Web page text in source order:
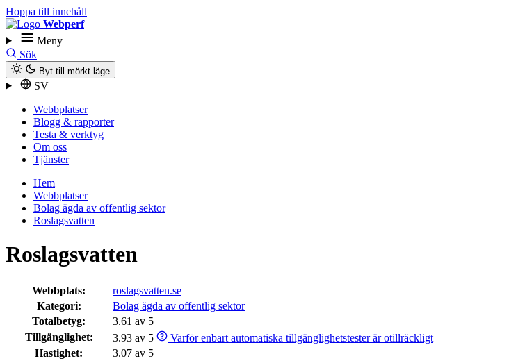
Hoppa till innehåll
Webperf
Meny
Sök
Byt till mörkt läge
SV
Webbplatser
Blogg & rapporter
Testa & verktyg
Om oss
Tjänster
Hem
Webbplatser
Bolag ägda av offentlig sektor
Roslagsvatten
Roslagsvatten
Webbplats:
roslagsvatten.se
Kategori:
Bolag ägda av offentlig sektor
Totalbetyg:
3.61 av 5
Tillgänglighet:
3.93 av 5
Varför enbart automatiska tillgänglighetstester är otillräckligt
Hastighet:
3.07 av 5